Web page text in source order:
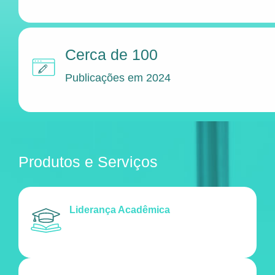
Cerca de 100
Publicações em 2024
Produtos e Serviços
Liderança Acadêmica